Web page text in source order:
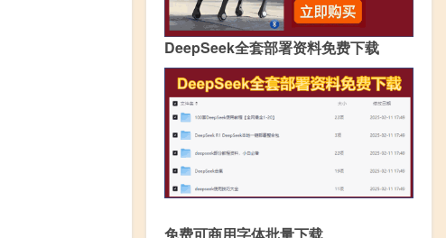
DeepSeek全套部署资料免费下载